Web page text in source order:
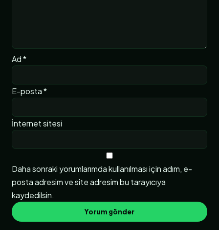
Ad*
E-posta*
İnternet sitesi
Daha sonraki yorumlarımda kullanılması için adım, e-
posta adresim ve site adresim bu tarayıcıya
kaydedilsin.